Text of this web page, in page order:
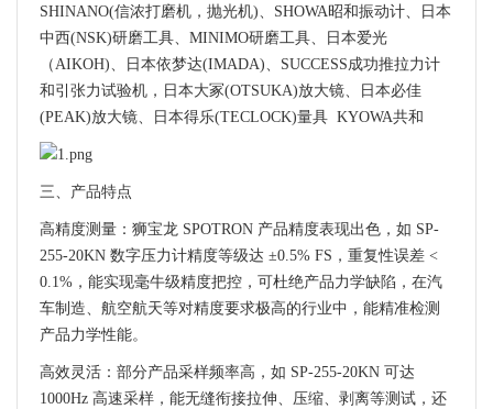
SHINANO(信浓打磨机，抛光机)、SHOWA昭和振动计、日本
中西(NSK)研磨工具、MINIMO研磨工具、日本爱光
（AIKOH)、日本依梦达(IMADA)、SUCCESS成功推拉力计
和引张力试验机，日本大冢(OTSUKA)放大镜、日本必佳
(PEAK)放大镜、日本得乐(TECLOCK)量具 KYOWA共和
三、产品特点
高精度测量：狮宝龙 SPOTRON 产品精度表现出色，如 SP-
255-20KN 数字压力计精度等级达 ±0.5% FS，重复性误差 <
0.1%，能实现毫牛级精度把控，可杜绝产品力学缺陷，在汽
车制造、航空航天等对精度要求极高的行业中，能精准检测
产品力学性能。
高效灵活：部分产品采样频率高，如 SP-255-20KN 可达
1000Hz 高速采样，能无缝衔接拉伸、压缩、剥离等测试，还